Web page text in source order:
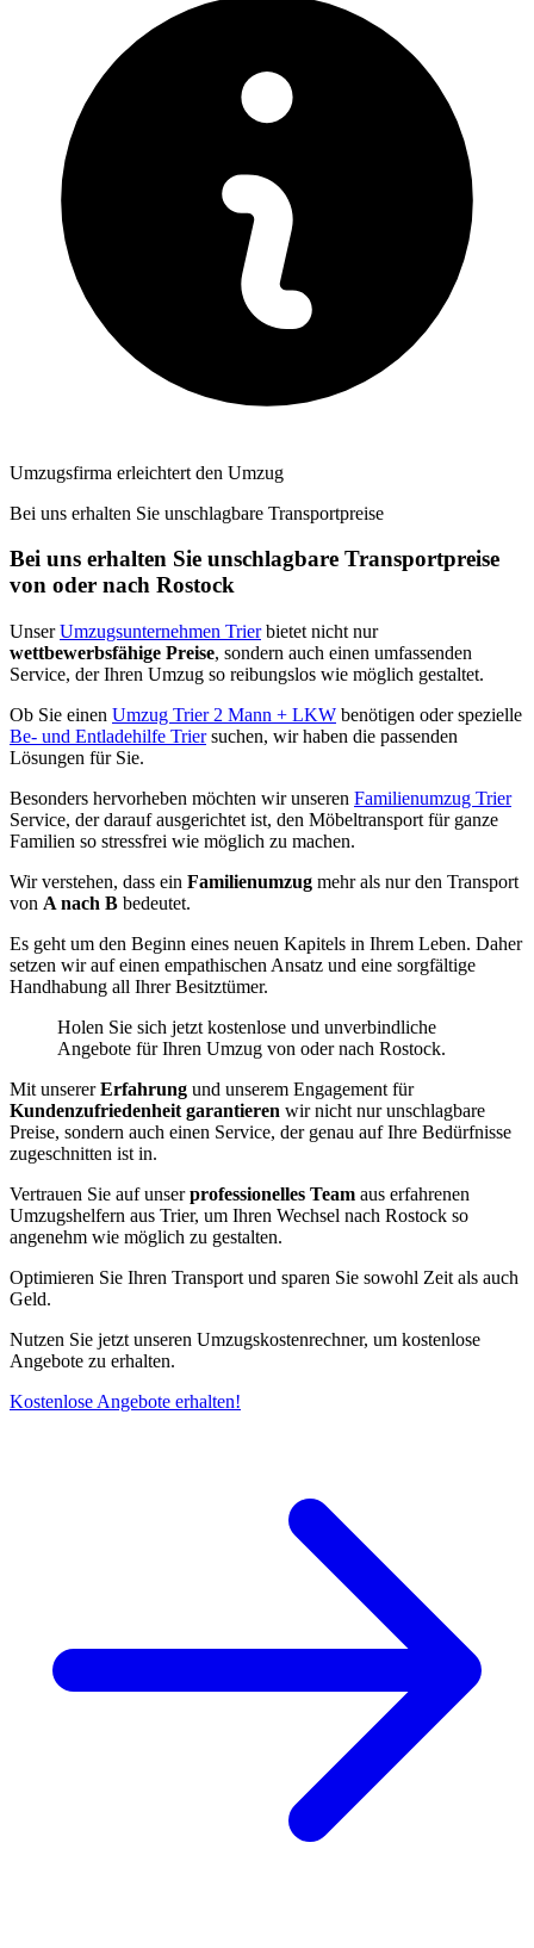
Umzugsfirma erleichtert den Umzug
Bei uns erhalten Sie unschlagbare Transportpreise
Bei uns erhalten Sie unschlagbare Transportpreise
von oder nach Rostock
UnserUmzugsunternehmen Trierbietet nicht nur
wettbewerbsfähige Preise, sondern auch einen umfassenden
Service, der Ihren Umzug so reibungslos wie möglich gestaltet.
Ob Sie einen Umzug Trier 2 Mann + LKW benötigen oder spezielle
Be- und Entladehilfe Triersuchen, wir haben die passenden
Lösungen für Sie.
Besonders hervorheben möchten wir unseren Familienumzug Trier
Service, der darauf ausgerichtet ist, den Möbeltransport für ganze
Familien so stressfrei wie möglich zu machen.
Wir verstehen, dass ein Familienumzug mehr als nur den Transport
von A nach B bedeutet.
Es geht um den Beginn eines neuen Kapitels in Ihrem Leben. Daher
setzen wir auf einen empathischen Ansatz und eine sorgfältige
Handhabung all Ihrer Besitztümer.
Holen Sie sich jetzt kostenlose und unverbindliche
Angebote für Ihren Umzug von oder nach Rostock.
Mit unsererErfahrung und unserem Engagement für
Kundenzufriedenheit garantieren wir nicht nur unschlagbare
Preise, sondern auch einen Service, der genau auf Ihre Bedürfnisse
zugeschnitten ist in.
Vertrauen Sie auf unserprofessionelles Team aus erfahrenen
Umzugshelfern aus Trier, um Ihren Wechsel nach Rostock so
angenehm wie möglich zu gestalten.
Optimieren Sie Ihren Transport und sparen Sie sowohl Zeit als auch
Geld.
Nutzen Sie jetzt unseren Umzugskostenrechner, um kostenlose
Angebote zu erhalten.
Kostenlose Angebote erhalten!